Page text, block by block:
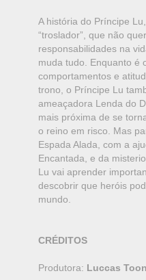
A história do Príncipe
“troslador”, que não
responsabilidades na
muda tudo. Enquanto é
comportamentos e
trono, o Príncipe Lu
ameaçadora Lenda do
mais próxima de se
o reino em risco. Mas
Espada Alada, com a
Encantada, e da
Lu vai aprender
descobrir que heróis
mundo.
CRÉDITOS
Produtora: Luccas Toon